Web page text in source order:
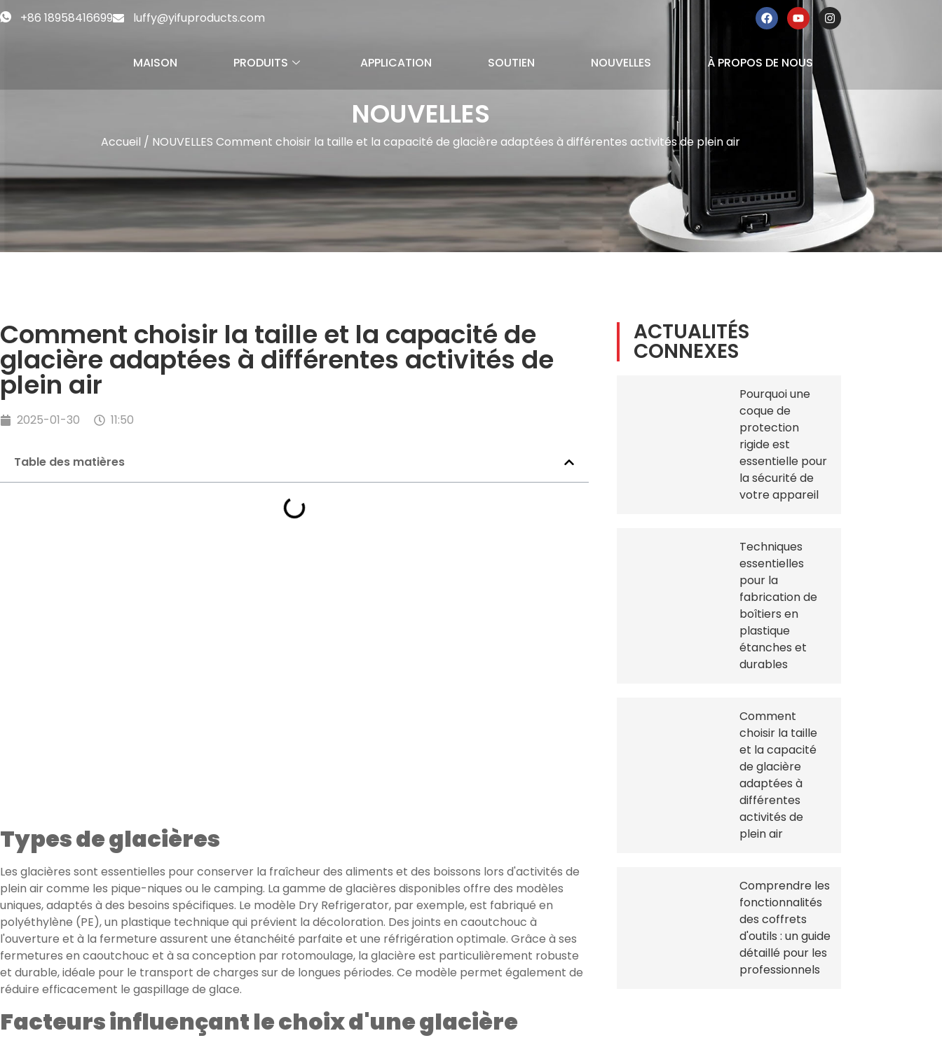
+86 18958416699 luffy@yifuproducts.com
MAISON PRODUITS APPLICATION SOUTIEN NOUVELLES À PROPOS DE NOUS
NOUVELLES
Accueil / NOUVELLES Comment choisir la taille et la capacité de glacière adaptées à différentes activités de plein air
Comment choisir la taille et la capacité de
glacière adaptées à différentes activités de
plein air
2025-01-30 11:50
Table des matières
Types de glacières
Les glacières sont essentielles pour conserver la fraîcheur des aliments et des boissons lors d'activités de
plein air comme les pique-niques ou le camping. La gamme de glacières disponibles offre des modèles
uniques, adaptés à des besoins spécifiques. Le modèle Dry Refrigerator, par exemple, est fabriqué en
polyéthylène (PE), un plastique technique qui prévient la décoloration. Des joints en caoutchouc à
l'ouverture et à la fermeture assurent une étanchéité parfaite et une réfrigération optimale. Grâce à ses
fermetures en caoutchouc et à sa conception par rotomoulage, la glacière est particulièrement robuste
et durable, idéale pour le transport de charges sur de longues périodes. Ce modèle permet également de
réduire efficacement le gaspillage de glace.
Facteurs influençant le choix d'une glacière
ACTUALITÉS
CONNEXES
Pourquoi une
coque de
protection
rigide est
essentielle pour
la sécurité de
votre appareil
Techniques
essentielles
pour la
fabrication de
boîtiers en
plastique
étanches et
durables
Comment
choisir la taille
et la capacité
de glacière
adaptées à
différentes
activités de
plein air
Comprendre les
fonctionnalités
des coffrets
d'outils : un guide
détaillé pour les
professionnels